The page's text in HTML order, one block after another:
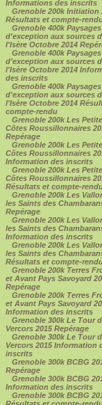
Informations des inscrits
Grenoble 200k Initiation
Résultats et compte-
Grenoble 400k Paysages
d'exception aux sources
l'Isère Octobre 2014
Grenoble 400k Paysages
d'exception aux sources
l'Isère Octobre 2014
des inscrits
Grenoble 400k Paysages
d'exception aux sources
l'Isère Octobre 2014
compte-rendu
Grenoble 200k Les
Côtes Roussillonnaires
Repérage
Grenoble 200k Les
Côtes Roussillonnaires
Information des inscrits
Grenoble 200k Les
Côtes Roussillonnaires
Résultats et compte-
Grenoble 200k Les
les Saints des
Repérage
Grenoble 200k Les
les Saints des
Information des inscrits
Grenoble 200k Les
les Saints des
Résultats et compte-
Grenoble 200k Terres
et Avant Pays Savoyard
Repérage
Grenoble 200k Terres
et Avant Pays Savoyard
Information des inscrits
Grenoble 300k Le Tour
Vercors 2015 Repérage
Grenoble 300k Le Tour
Vercors 2015 Information
inscrits
Grenoble 300k BCBG
Repérage
Grenoble 300k BCBG
Information des inscrits
Grenoble 300k BCBG